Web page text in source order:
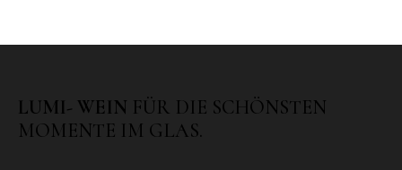
LUMI- WEIN FÜR DIE SCHÖNSTEN
MOMENTE IM GLAS.